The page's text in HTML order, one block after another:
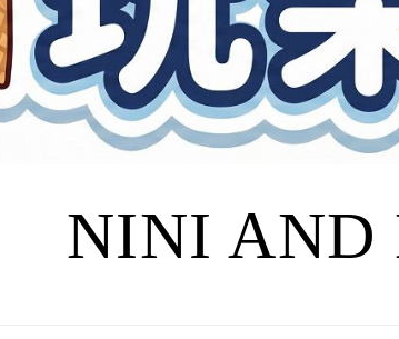
NINI AND